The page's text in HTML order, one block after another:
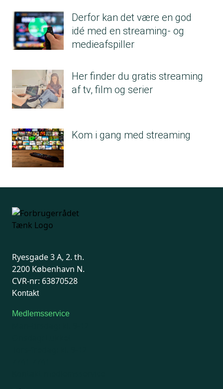
Derfor kan det være en god
idé med en streaming- og
medieafspiller
Her finder du gratis streaming
af tv, film og serier
Kom i gang med streaming
Ryesgade 3 A, 2. th.
2200 København N.
CVR-nr: 63870528
Kontakt
Medlemsservice